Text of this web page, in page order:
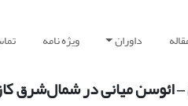
داوران ویژه نامه
ائوسن میانی در شمال‌شرق